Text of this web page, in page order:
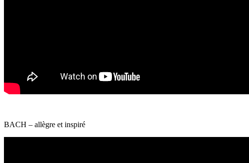
BACH – allègre et inspiré